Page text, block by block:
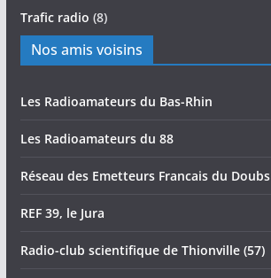
Trafic radio (8)
Nos amis voisins
Les Radioamateurs du Bas-Rhin
Les Radioamateurs du 88
Réseau des Emetteurs Francais du Doubs
REF 39, le Jura
Radio-club scientifique de Thionville (57)